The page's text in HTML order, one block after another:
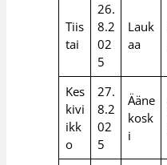
Tiis
tai
26.
8.2
02
5
Lauk
aa
Kes
kivi
ikk
o
27.
8.2
02
5
Ääne
kosk
i